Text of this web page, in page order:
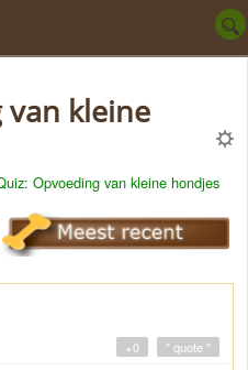
Opvoeding van kleine hondjes
" quote "
+0